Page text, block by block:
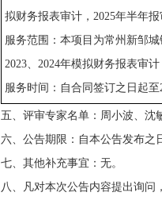
拟财务报表审计， 2025年半年报
服务范围：本项目为常州新邹
2023、 2024年模拟财务报表审计
服务时间：自合同签订之日起至
五、评审专家名单：周小波、沈
六、公告期限：自本公告发布之
七、其他补充事宜：无。
八、凡对本次公告内容提出询问